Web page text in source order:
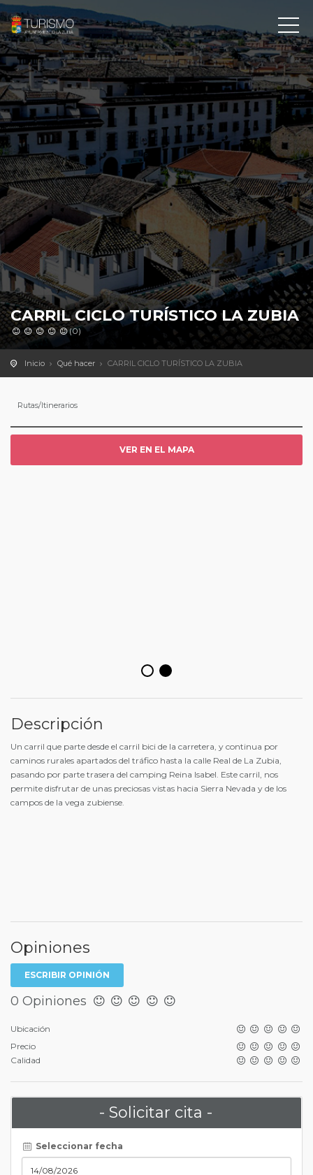
CARRIL CICLO TURÍSTICO LA ZUBIA
(0)
Inicio Qué hacer CARRIL CICLO TURÍSTICO LA ZUBIA
Rutas/Itinerarios
VER EN EL MAPA
Descripción
Un carril que parte desde el carril bici de la carretera, y continua por
caminos rurales apartados del tráfico hasta la calle Real de La Zubia,
pasando por parte trasera del camping Reina Isabel. Este carril, nos
permite disfrutar de unas preciosas vistas hacia Sierra Nevada y de los
campos de la vega zubiense.
Opiniones
ESCRIBIR OPINIÓN
0 Opiniones
Ubicación
Precio
Calidad
- Solicitar cita -
Seleccionar fecha